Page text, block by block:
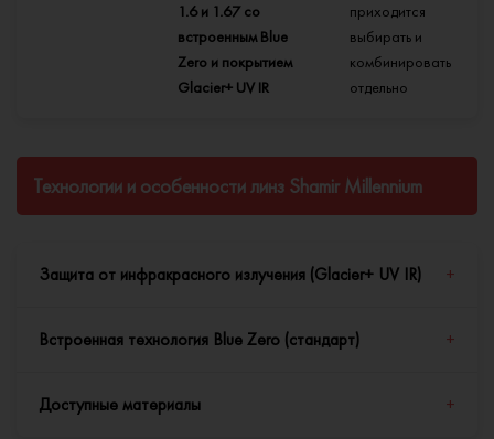
1.6 и 1.67 со
встроенным Blue
Zero и покрытием
Glacier+ UV IR
приходится
выбирать и
комбинировать
отдельно
Технологии и особенности линз Shamir Millennium
Защита от инфракрасного излучения (Glacier+ UV IR) +
блокирует инфракрасное (тепловое) излучение. ИК-
Встроенная технология Blue Zero (стандарт) +
Доступные материалы +